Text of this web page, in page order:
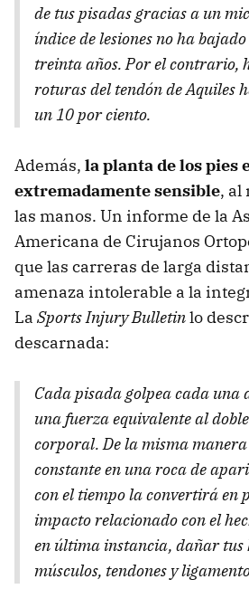
de tus pisadas gracias a un
índice de lesiones no ha
treinta años. Por el contrario,
roturas del tendón de Aquiles
un 10 por ciento.
Además, la planta de los pies
extremadamente sensible, al
las manos. Un informe de la
Americana de Cirujanos
que las carreras de larga
amenaza intolerable a la
La Sports Injury Bulletinlo
descarnada:
Cada pisada golpea cada una
una fuerza equivalente al
corporal. De la misma
constante en una roca de
con el tiempo la convertirá en
impacto relacionado con el
en última instancia, dañar tus
músculos, tendones y